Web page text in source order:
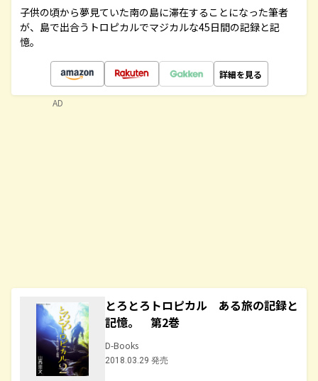
子供の頃から夢見ていた南の島に滞在することになった筆者
が、島で出合うトロピカルでマジカルな45日間の記録と記
憶。
詳細を見る
とろとろトロピカル ある旅の記録と
記憶。 第2巻
D-Books
2018.03.29 発売
AD